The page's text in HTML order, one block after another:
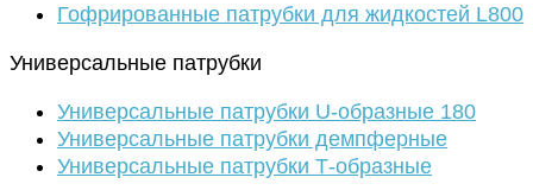
Гофрированные патрубки для жидкостей L800
Универсальные патрубки
Универсальные патрубки U-образные 180
Универсальные патрубки демпферные
Универсальные патрубки Т-образные